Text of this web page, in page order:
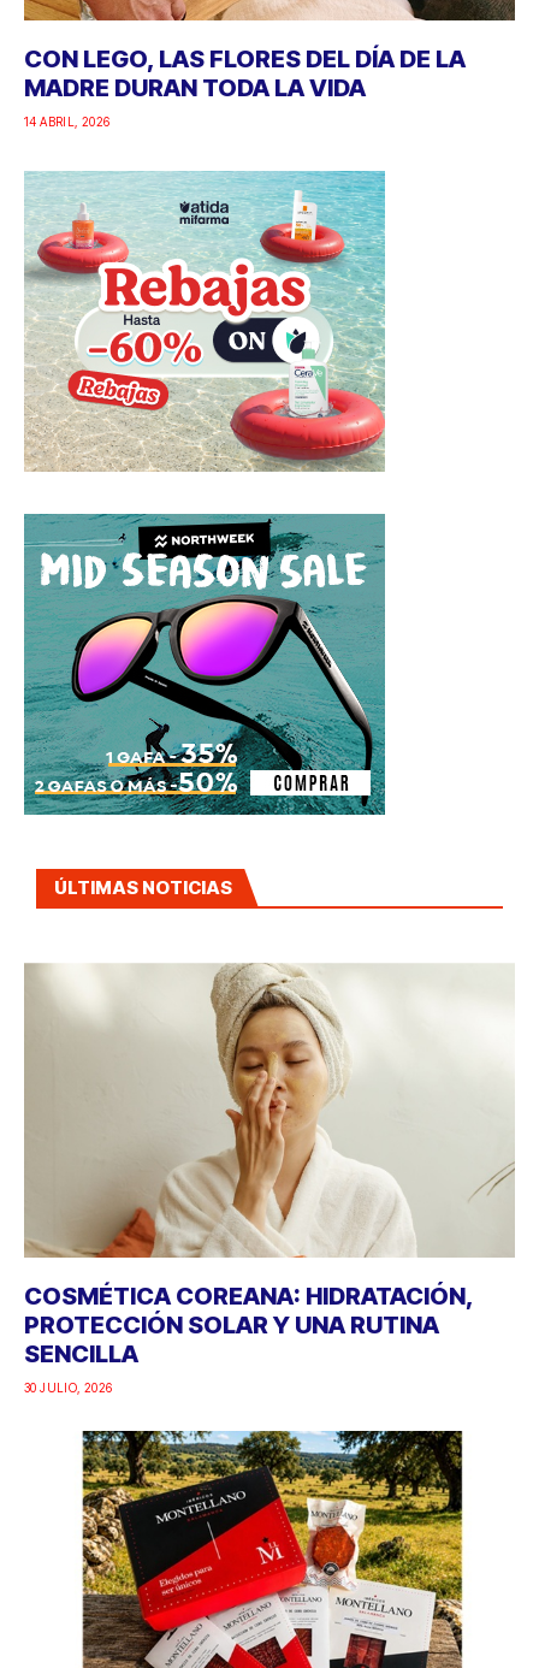
CON LEGO, LAS FLORES DEL DÍA DE LA
MADRE DURAN TODA LA VIDA
14 ABRIL, 2026
ÚLTIMAS NOTICIAS
COSMÉTICA COREANA: HIDRATACIÓN,
PROTECCIÓN SOLAR Y UNA RUTINA
SENCILLA
30 JULIO, 2026